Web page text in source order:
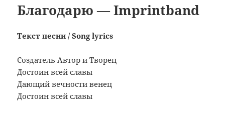
Благодарю — Imprintband
Текст песни / Song lyrics
Создатель Автор и Творец
Достоин всей славы
Дающий вечности венец
Достоин всей славы